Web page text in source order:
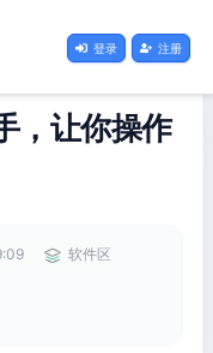
登录 注册
，让你操作
软件区